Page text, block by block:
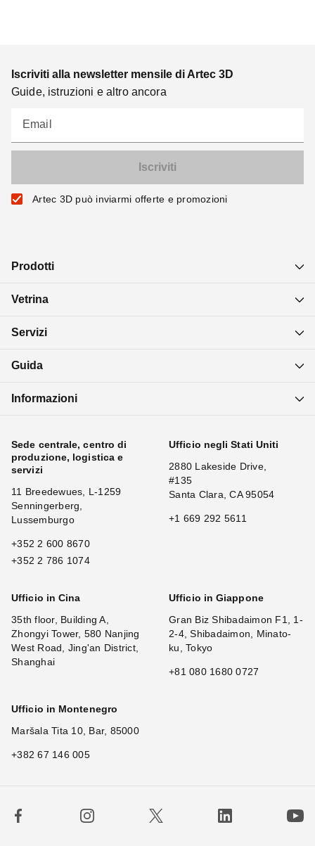
Iscriviti alla newsletter mensile di Artec 3D
Guide, istruzioni e altro ancora
Email
Artec 3D può inviarmi offerte e promozioni
Prodotti
Vetrina
Servizi
Guida
Informazioni
Sede centrale, centro di
produzione, logistica e
servizi
11 Breedewues, L-1259
Senningerberg,
Lussemburgo
+352 2 600 8670
+352 2 786 1074
Ufficio negli Stati Uniti
2880 Lakeside Drive,
#135
Santa Clara, CA 95054
+1 669 292 5611
Ufficio in Cina
35th floor, Building A,
Zhongyi Tower, 580 Nanjing
West Road, Jing'an District,
Shanghai
Ufficio in Giappone
Gran Biz Shibadaimon F1, 1-
2-4, Shibadaimon, Minato-
ku, Tokyo
+81 080 1680 0727
Ufficio in Montenegro
Maršala Tita 10, Bar, 85000
+382 67 146 005